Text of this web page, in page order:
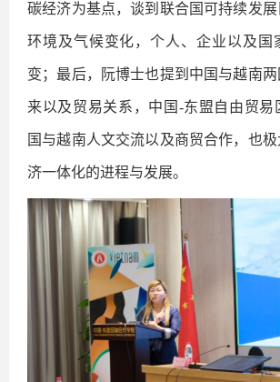
碳经济为基点，谈到联合国可持续发
环境及气候变化，个人、企业以及国
变；最后，阮博士也提到中国与越南
来以及贸易关系，中国 -东盟自由贸易
国与越南人文交流以及商贸合作，也
济一体化的进程与发展。